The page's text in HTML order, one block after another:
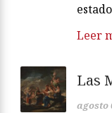
Leer
Las
agosto